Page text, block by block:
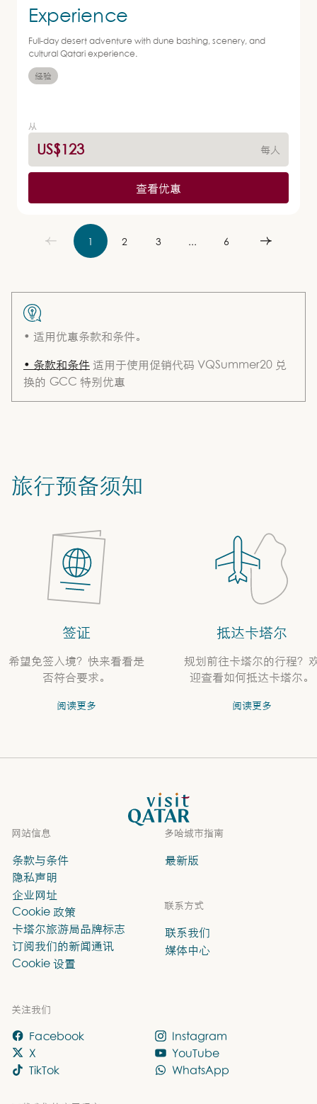
Experience
Full-day desert adventure with dune bashing, scenery, and
cultural Qatari experience.
经验
从
US$123 每人
查看优惠
1 2 3 ... 6
• 适用优惠条款和条件。
• 条款和条件适用于使用促销代码 VQSummer20 兑
换的 GCC 特别优惠
旅行预备须知
签证
希望免签入境？快来看看是
否符合要求。
阅读更多
抵达卡塔尔
规划前往卡塔尔的行程？
迎查看如何抵达卡塔尔。
阅读更多
VisitQatar 首页
多哈城市指南
最新版
关注我们
Facebook
Instagram
X
YouTube
TikTok
WhatsApp
联系方式
联系我们
媒体中心
网站信息
条款与条件
隐私声明
企业网址
Cookie 政策
卡塔尔旅游局品牌标志
订阅我们的新闻通讯
Cookie 设置